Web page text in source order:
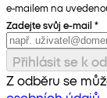
e-mailem na
Zadejte svůj e-mail *
Přihlásit se k
Z odběru se